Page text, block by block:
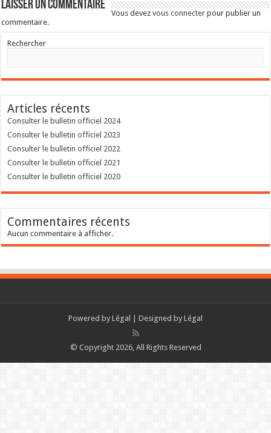
Laisser un commentaire
Vous devezvous connecter pour publier un
commentaire.
Rechercher
Articles récents
Consulter le bulletin officiel 2024
Consulter le bulletin officiel 2023
Consulter le bulletin officiel 2022
Consulter le bulletin officiel 2021
Consulter le bulletin officiel 2020
Commentaires récents
Aucun commentaire à afficher.
Powered by Légal | Designed by Légal
© Copyright 2026, All Rights Reserved